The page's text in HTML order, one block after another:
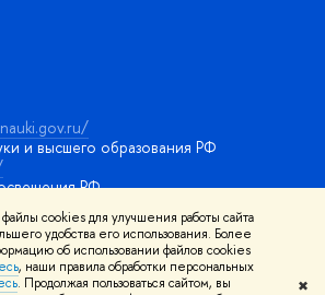
cookies для улучшения работы сайта
удобства его использования. Более
об использовании файлов cookies
, наши правила обработки персональных
. Продолжая пользоваться сайтом, вы
✖
и высшего образования РФ
РФ
онлайн-курсы
Адреса и контактыУсловия